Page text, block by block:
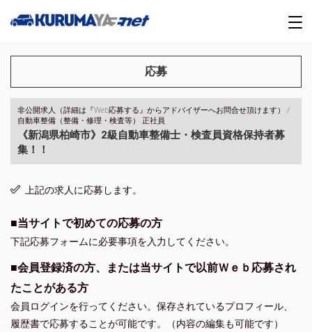
応募
非公開求人（詳細は『Web応募する』からアドバイザーへお問合せ頂けます） /
自動車整備（整備・修理・検査等） 正社員
《新潟県柏崎市》2級自動車整備士・検査員資格保持者募
集！！
上記の求人に応募します。
■当サイトで初めての応募の方
下記応募フォームに必要事項を入力してください。
■会員登録済の方、または当サイトで以前Ｗｅｂ応募され
たことがある方
会員ログインを行ってください。保存されているプロフィール、
履歴書で応募することが可能です。（内容の編集も可能です）